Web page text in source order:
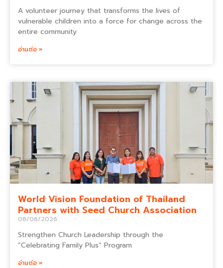
A volunteer journey that transforms the lives of
vulnerable children into a force for change across the
entire community
อ่านต่อ »
World Vision Foundation of Thailand
Partners with Seed Church Association
08/06/2026
Strengthen Church Leadership through the
“Celebrating Family Plus” Program
อ่านต่อ »